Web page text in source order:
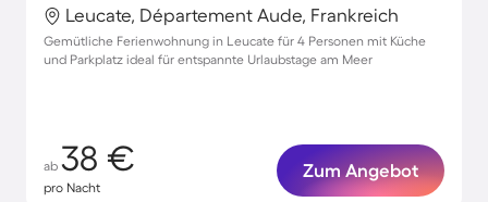
Leucate, Département Aude, Frankreich
Gemütliche Ferienwohnung in Leucate für 4 Personen mit Küche
und Parkplatz ideal für entspannte Urlaubstage am Meer
ab 38 €
pro Nacht
Zum Angebot